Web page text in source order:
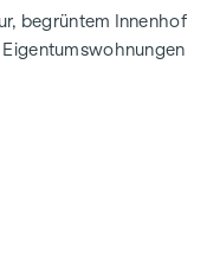
begrüntem Innenhof